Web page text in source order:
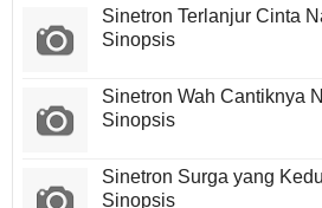
Sinetron Terlanjur Cinta
Sinopsis
Sinetron Wah Cantiknya
Sinopsis
Sinetron Surga yang
Sinopsis